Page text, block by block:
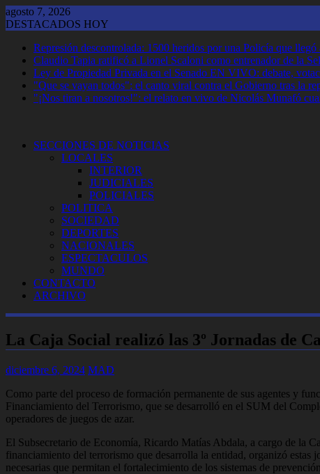
Saltar
al
agosto 7, 2026
DESTACADOS HOY
Represión descontrolada: 1500 heridos por una Policía que
Claudio Tapia ratificó a Lionel Scaloni como entrenador de la
Ley de Propiedad Privada en el Senado EN VIVO: debate,
"Que se vayan todos": el canto viral contra el Gobierno tras la
"¡Nos tiran a nosotros!": el relato en vivo de Nicolás Munafó
SECCIONES DE NOTICIAS
LOCALES
INTERIOR
JUDICIALES
POLICIALES
POLITICA
SOCIEDAD
DEPORTES
NACIONALES
ESPECTACULOS
MUNDO
CONTACTO
ARCHIVO
La Caja Social realizó las 3º Jornadas de
diciembre 6, 2024 MAD
Como parte del proceso de formación permanente de sus agentes y
Financiamiento del Terrorismo, que se desarrolló en el SUM del
operadores de juegos de azar.
El Subsecretario de Economía, Ricardo Matías Abdala, a cargo de la
financiamiento del terrorismo que desarrolla la entidad, organizó
necesarias que permitan el fortalecimiento de los sistemas de